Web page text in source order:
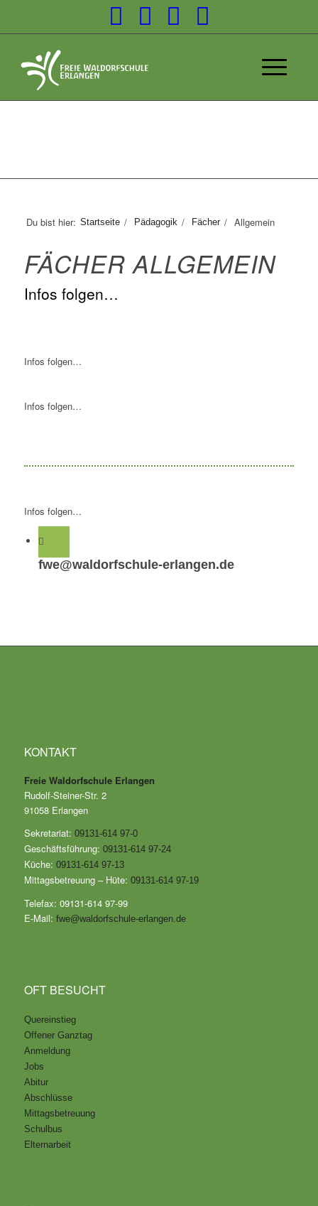
Du bist hier: Startseite / Pädagogik / Fächer / Allgemein
FÄCHER ALLGEMEIN
Infos folgen…
Infos folgen…
Infos folgen…
Infos folgen…
fwe@waldorfschule-erlangen.de
KONTAKT
Freie Waldorfschule Erlangen
Rudolf-Steiner-Str. 2
91058 Erlangen
Sekretariat: 09131-614 97-0
Geschäftsführung: 09131-614 97-24
Küche: 09131-614 97-13
Mittagsbetreuung – Hüte: 09131-614 97-19
Telefax: 09131-614 97-99
E-Mail: fwe@waldorfschule-erlangen.de
OFT BESUCHT
Quereinstieg
Offener Ganztag
Anmeldung
Jobs
Abitur
Abschlüsse
Mittagsbetreuung
Schulbus
Elternarbeit